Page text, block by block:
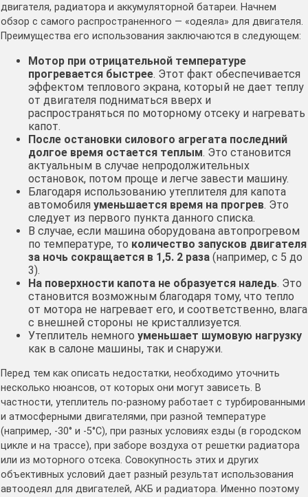
двигателя, радиатора и аккумуляторной батареи. Начнем
обзор с самого распространенного — «одеяла» для двигателя.
Преимущества его использования заключаются в следующем:
Мотор при отрицательной температуре
прогревается быстрее. Этот факт обеспечивается
эффектом теплового экрана, который не дает теплу
от двигателя подниматься вверх и
распространяться по моторному отсеку и нагревать
капот.
После остановки силового агрегата последний
долгое время остается теплым. Это становится
актуальным в случае непродолжительных
остановок, потом проще и легче завести машину.
Благодаря использованию утеплителя для капота
автомобиля уменьшается время на прогрев. Это
следует из первого пункта данного списка.
В случае, если машина оборудована автопрогревом
по температуре, то количество запусков двигателя
за ночь сокращается в 1,5. 2 раза (например, с 5 до
3).
На поверхности капота не образуется наледь. Это
становится возможным благодаря тому, что тепло
от мотора не нагревает его, и соответственно, влага
с внешней стороны не кристаллизуется.
Утеплитель немного уменьшает шумовую нагрузку
как в салоне машины, так и снаружи.
Перед тем как описать недостатки, необходимо уточнить
несколько нюансов, от которых они могут зависеть. В
частности, утеплитель по-разному работает с турбированными
и атмосферными двигателями, при разной температуре
(например, -30° и -5°С), при разных условиях езды (в городском
цикле и на трассе), при заборе воздуха от решетки радиатора
или из моторного отсека. Совокупность этих и других
объективных условий дает разный результат использования
автоодеял для двигателей, АКБ и радиатора. Именно поэтому